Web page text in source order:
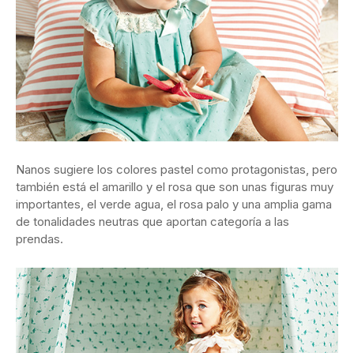
Nanos sugiere los colores pastel como protagonistas, pero
también está el amarillo y el rosa que son unas figuras muy
importantes, el verde agua, el rosa palo y una amplia gama
de tonalidades neutras que aportan categoría a las
prendas.